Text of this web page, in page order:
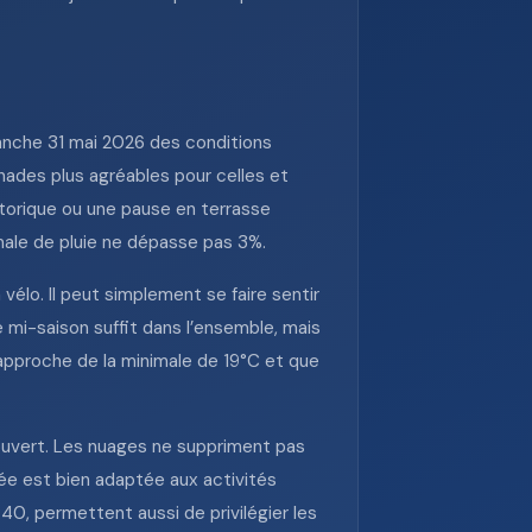
31 mai 2026 des conditions
plus agréables pour celles et
ou une pause en terrasse
de pluie ne dépasse pas 3%.
Il peut simplement se faire sentir
saison suffit dans l’ensemble, mais
de la minimale de 19°C et que
Les nuages ne suppriment pas
est bien adaptée aux activités
permettent aussi de privilégier les